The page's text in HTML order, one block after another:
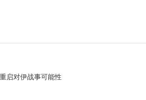
启对伊战事可能性